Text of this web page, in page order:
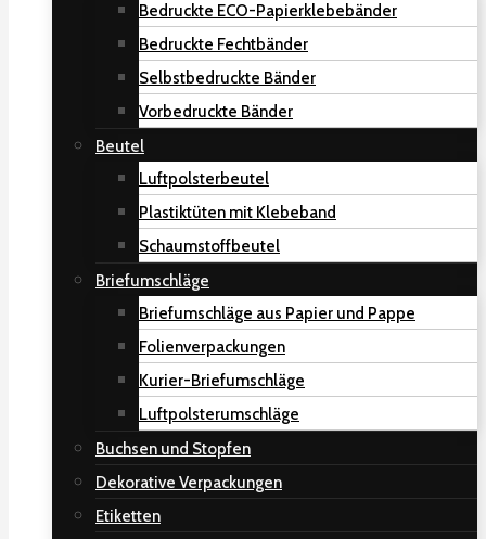
Bedruckte ECO-Papierklebebänder
Bedruckte Fechtbänder
Selbstbedruckte Bänder
Vorbedruckte Bänder
Beutel
Luftpolsterbeutel
Plastiktüten mit Klebeband
Schaumstoffbeutel
Briefumschläge
Briefumschläge aus Papier und Pappe
Folienverpackungen
Kurier-Briefumschläge
Luftpolsterumschläge
Buchsen und Stopfen
Dekorative Verpackungen
Etiketten